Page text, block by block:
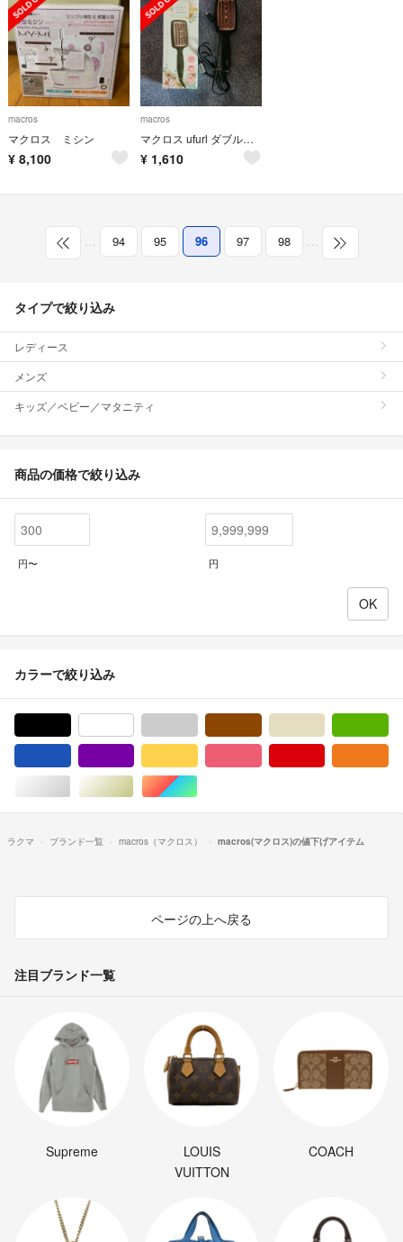
macros
マクロス ミシン
¥ 8,100
macros
マクロス ufurl ダブルイオニックアイロンブラシ MEBL-94
¥ 1,610
… 94 95 96 97 98 …
タイプで絞り込み
レディース
メンズ
キッズ／ベビー／マタニティ
商品の価格で絞り込み
円〜 円
カラーで絞り込み
シルバー/銀色系ゴールド/金色系マルチカラー
ラクマ ブランド一覧 macros（マクロス） macros(マクロス)の値下げアイテム
ページの上へ戻る
注目ブランド一覧
Supreme
LOUIS
VUITTON
COACH